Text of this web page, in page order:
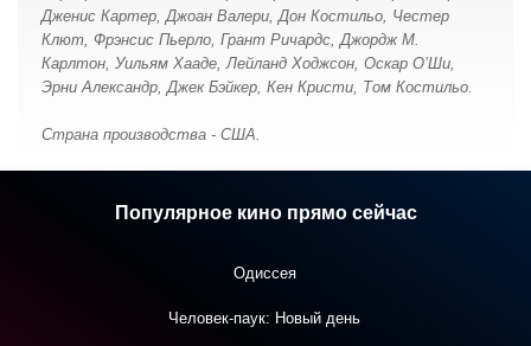
Дженис Картер, Джоан Валери, Дон Костильо, Честер
Клют, Фрэнсис Пьерло, Грант Ричардс, Джордж М.
Карлтон, Уильям Хааде, Лейланд Ходжсон, Оскар О’Ши,
Эрни Александр, Джек Бэйкер, Кен Кристи, Том Костильо.
Страна производства - США.
Популярное кино прямо сейчас
Одиссея
Человек-паук: Новый день